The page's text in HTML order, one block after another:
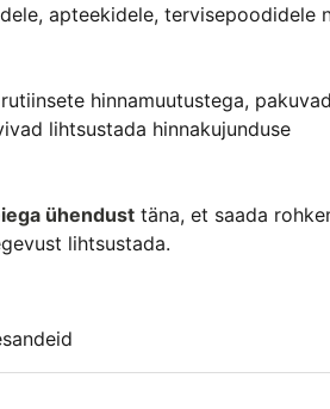
apteekidele, tervisepoodidele
hinnamuutustega,
lihtsustada hinnakujunduse
ühendust täna, et saada
lihtsustada.